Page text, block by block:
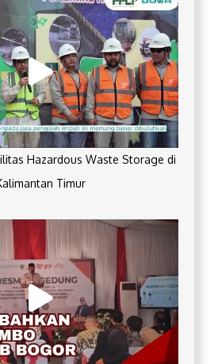
Hazardous Waste Storage di
Timur